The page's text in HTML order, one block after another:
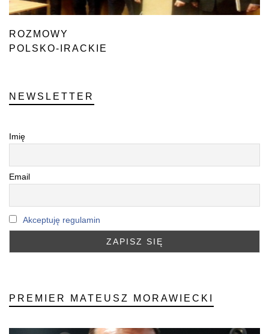
ROZMOWY
POLSKO-IRACKIE
NEWSLETTER
Imię
Email
Akceptuję regulamin
PREMIER MATEUSZ MORAWIECKI